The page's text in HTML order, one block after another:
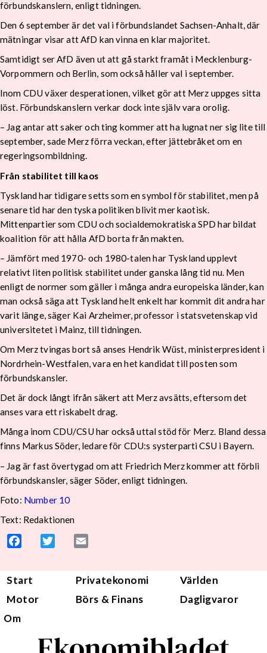
förbundskanslern, enligt tidningen.
Den 6 september är det val i förbundslandet Sachsen-Anhalt, där
mätningar visar att AfD kan vinna en klar majoritet.
Samtidigt ser AfD även ut att gå starkt framåt i Mecklenburg-
Vorpommern och Berlin, som också håller val i september.
Inom CDU växer desperationen, vilket gör att Merz uppges sitta
löst. Förbundskanslern verkar dock inte själv vara orolig.
– Jag antar att saker och ting kommer att ha lugnat ner sig lite till
september, sade Merz förra veckan, efter jättebråket om en
regeringsombildning.
Från stabilitet till kaos
Tyskland har tidigare setts som en symbol för stabilitet, men på
senare tid har den tyska politiken blivit mer kaotisk.
Mittenpartier som CDU och socialdemokratiska SPD har bildat
koalition för att hålla AfD borta från makten.
– Jämfört med 1970- och 1980-talen har Tyskland upplevt
relativt liten politisk stabilitet under ganska lång tid nu. Men
enligt de normer som gäller i många andra europeiska länder, kan
man också säga att Tyskland helt enkelt har kommit dit andra har
varit länge, säger Kai Arzheimer, professor i statsvetenskap vid
universitetet i Mainz, till tidningen.
Om Merz tvingas bort så anses Hendrik Wüst, ministerpresident i
Nordrhein-Westfalen, vara en het kandidat till posten som
förbundskansler.
Det är dock långt ifrån säkert att Merz avsätts, eftersom det
anses vara ett riskabelt drag.
Många inom CDU/CSU har också uttal stöd för Merz. Bland dessa
finns Markus Söder, ledare för CDU:s systerparti CSU i Bayern.
– Jag är fast övertygad om att Friedrich Merz kommer att förbli
förbundskansler, säger Söder, enligt tidningen.
Foto: Number 10
Text: Redaktionen
Facebook Twitter
Start Privatekonomi
Världen
Motor
Börs & Finans
Dagligvaror
Om